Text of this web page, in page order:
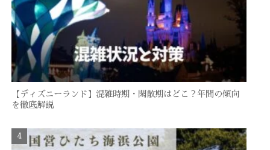
【ディズニーランド】混雑時期・閑散期はどこ？年間の傾向
を徹底解説